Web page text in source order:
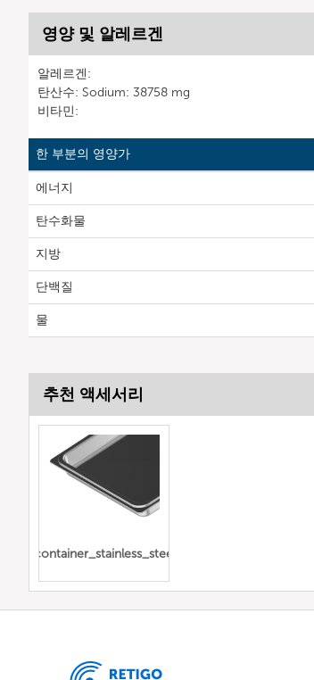
영양 및 알레르겐
알레르겐:
탄산수: Sodium: 38758 mg
비타민:
한 부분의 영양가
에너지
탄수화물
지방
단백질
물
추천 액세서리
Gn_container_stainless_steel_full